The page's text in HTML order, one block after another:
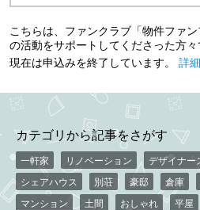
こちらは、ファンクラブ「物件ファ
の活動をサポートしてくださった方々
現在は申込みを終了しています。 詳
カテゴリから記事をさがす
一軒家 リノベーション デザイナー
シェアハウス
別荘 豪邸 倉庫
マンション
土間 おしゃれ 平屋